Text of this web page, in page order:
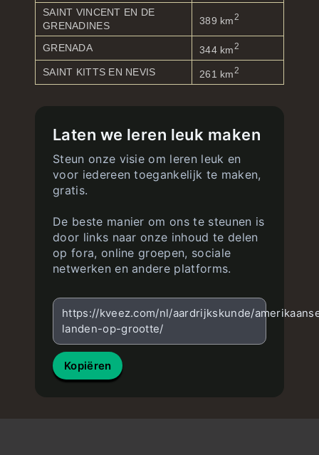
SAINT VINCENT EN DE
GRENADINES
389 km 2
GRENADA 344 km 2
SAINT KITTS EN NEVIS 261 km 2
Laten we leren leuk maken
Steun onze visie om leren leuk en
voor iedereen toegankelijk te maken,
gratis.
De beste manier om ons te steunen is
door links naar onze inhoud te delen
op fora, online groepen, sociale
netwerken en andere platforms.
https://kveez.com/nl/aardrijkskunde/
landen-op-grootte/
Kopiëren